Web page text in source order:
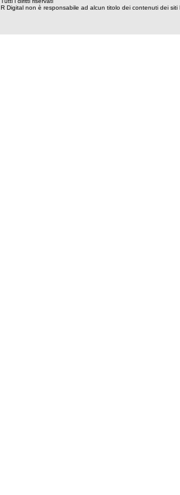
R Digital non è responsabile ad alcun titolo dei contenuti dei siti